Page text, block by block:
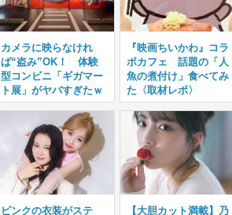
カメラに映らなけれ
ば“盗み”OK！ 体験
型コンビニ「ギガマー
ト展」がヤバすぎたｗ
『映画ちいかわ』コラ
ボカフェ 話題の「人
魚の煮付け」食べてみ
た〈取材レポ〉
ピンクの衣装がステ 【大胆カット満載】乃